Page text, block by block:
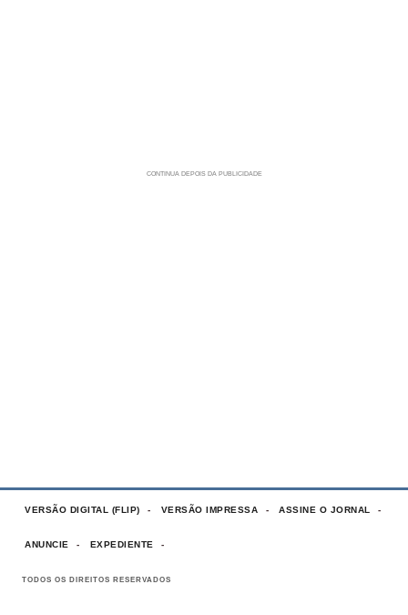
VERSÃO DIGITAL (FLIP) VERSÃO IMPRESSA ASSINE O JORNAL
ANUNCIE EXPEDIENTE
TODOS OS DIREITOS RESERVADOS